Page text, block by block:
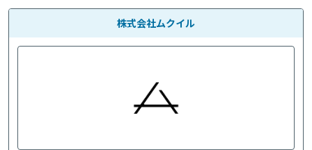
株式会社ムクイル